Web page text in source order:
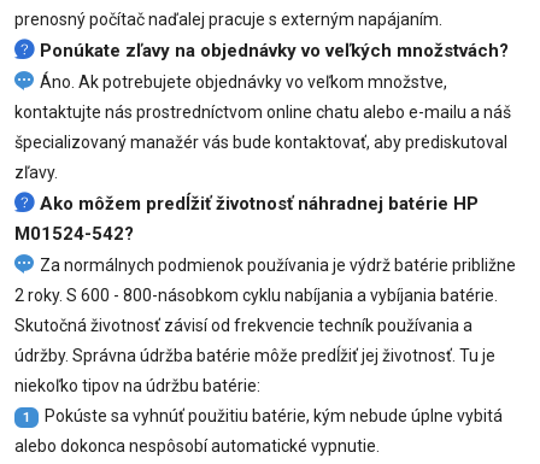
prenosný počítač naďalej pracuje s externým napájaním.
Ponúkate zľavy na objednávky vo veľkých množstvách?
Áno. Ak potrebujete objednávky vo veľkom množstve,
kontaktujte nás prostredníctvom online chatu alebo e-mailu a náš
špecializovaný manažér vás bude kontaktovať, aby prediskutoval
zľavy.
Ako môžem predĺžiť životnosť náhradnej batérie HP
M01524-542?
Za normálnych podmienok používania je výdrž batérie približne
2 roky. S 600 - 800-násobkom cyklu nabíjania a vybíjania batérie.
Skutočná životnosť závisí od frekvencie techník používania a
údržby. Správna údržba batérie môže predĺžiť jej životnosť. Tu je
niekoľko tipov na údržbu batérie:
1
Pokúste sa vyhnúť použitiu batérie, kým nebude úplne vybitá
alebo dokonca nespôsobí automatické vypnutie.